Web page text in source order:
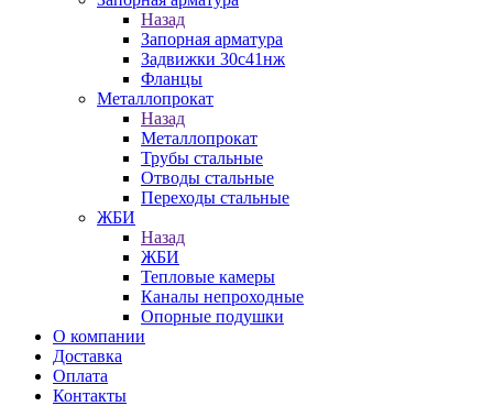
Назад
Запорная арматура
Задвижки 30с41нж
Фланцы
Металлопрокат
Назад
Металлопрокат
Трубы стальные
Отводы стальные
Переходы стальные
ЖБИ
Назад
ЖБИ
Тепловые камеры
Каналы непроходные
Опорные подушки
О компании
Доставка
Оплата
Контакты